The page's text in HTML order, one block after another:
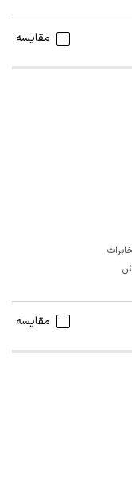
مقایسه
مقایسه